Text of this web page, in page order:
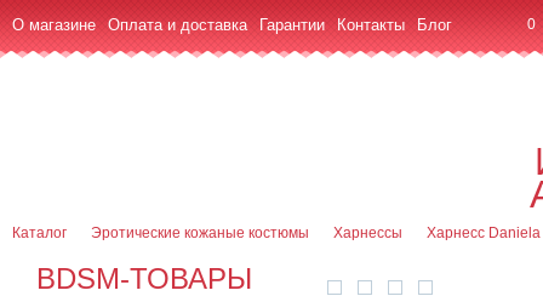
О магазине Оплата и доставка Гарантии Контакты Блог 0
Каталог Эротические кожаные костюмы Харнессы Харнесс Daniela
BDSM-ТОВАРЫ